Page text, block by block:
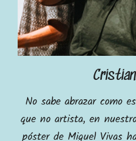
No sabe abrazar como
que no artista, en
póster de Miguel Vivas